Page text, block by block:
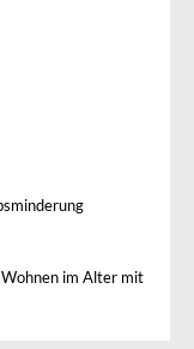
im Alter mit